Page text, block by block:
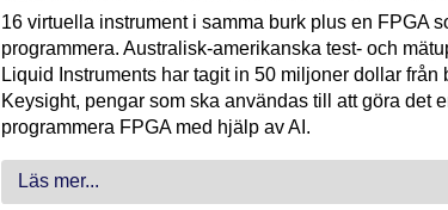
16 virtuella instrument i samma burk plus en FPGA
programmera. Australisk-amerikanska test- och
Liquid Instruments har tagit in 50 miljoner dollar från
Keysight, pengar som ska användas till att göra det
programmera FPGA med hjälp av AI.
Läs mer...